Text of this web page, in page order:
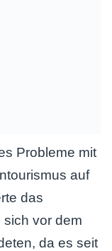
Probleme mit
auf
das
sich vor dem
da es seit